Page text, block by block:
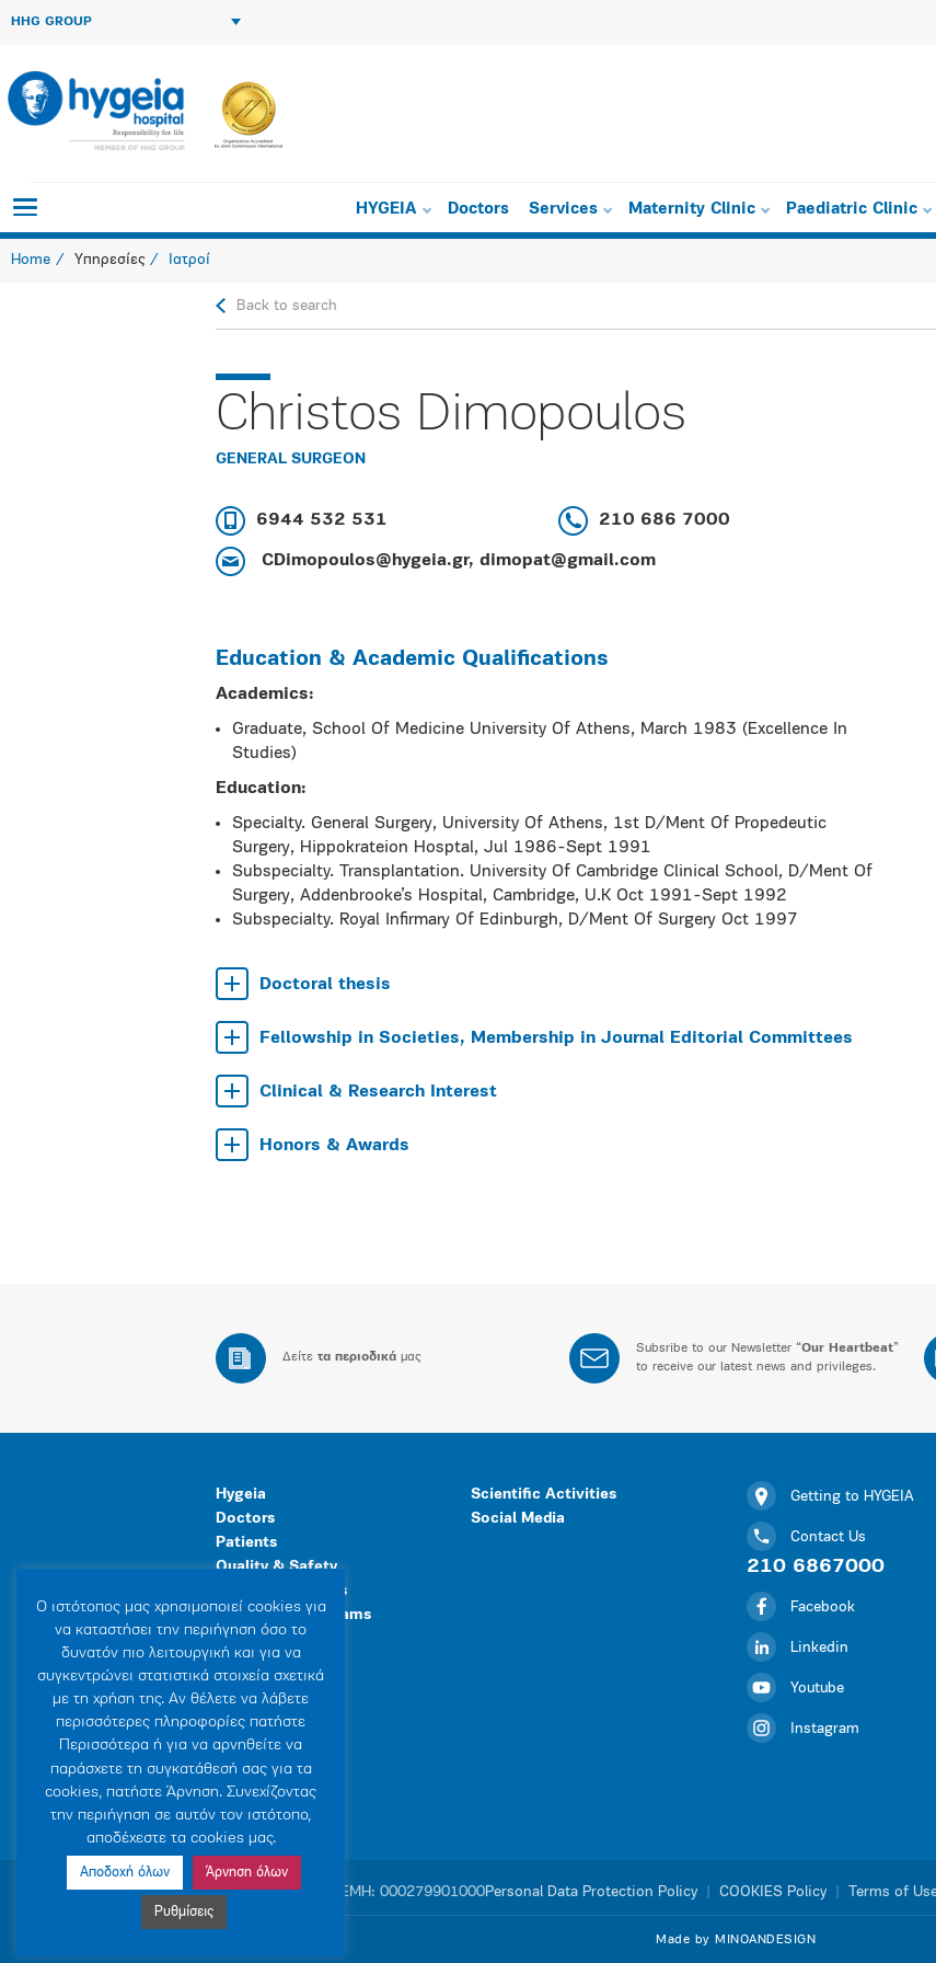
HHG GROUP
HYGEIA Doctors Services Maternity Clinic Paediatric Clinic
Home Υπηρεσίες Ιατροί
Back to search
Christos Dimopoulos
GENERAL SURGEON
6944 532 531 210 686 7000
CDimopoulos@hygeia.gr, dimopat@gmail.com
Education & Academic Qualifications
Academics:
Graduate, School Of Medicine University Of Athens, March 1983 (Excellence In
Studies)
Education:
Specialty. General Surgery, University Of Athens, 1st D/Ment Of Propedeutic
Surgery, Hippokrateion Hosptal, Jul 1986-Sept 1991
Subspecialty. Transplantation. University Of Cambridge Clinical School, D/Ment Of
Surgery, Addenbrooke’s Hospital, Cambridge, U.K Oct 1991-Sept 1992
Subspecialty. Royal Infirmary Of Edinburgh, D/Ment Of Surgery Oct 1997
Doctoral thesis
Fellowship in Societies, Membership in Journal Editorial Committees
Clinical & Research Interest
Honors & Awards
Δείτε τα περιοδικά μας
Subsribe to our Newsletter “Our Heartbeat”
to receive our latest news and privileges.
Hygeia
Doctors
Patients
Quality & Safety
Human Resources
Healthcare Programs
General Facilities
Scientific Activities
Social Media
Getting to HYGEIA
Contact Us
210 6867000
Facebook
Linkedin
Youtube
Instagram
© 2007-2026 HYGEIA S.M.S.A. ΓΕΜΗ: 000279901000Personal Data Protection Policy COOKIES Policy Terms of
Made by MINOANDESIGN
Ο ιστότοπoς μας χρησιμοποιεί cookies για
να καταστήσει την περιήγηση όσο το
δυνατόν πιο λειτουργική και για να
συγκεντρώνει στατιστικά στοιχεία σχετικά
με τη χρήση της. Αν θέλετε να λάβετε
περισσότερες πληροφορίες πατήστε
Περισσότερα ή για να αρνηθείτε να
παράσχετε τη συγκατάθεσή σας για τα
cookies, πατήστε Άρνηση. Συνεχίζοντας
την περιήγηση σε αυτόν τον ιστότοπο,
αποδέχεστε τα cookies μας.
Αποδοχή όλων Άρνηση όλων
Ρυθμίσεις